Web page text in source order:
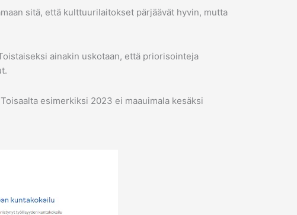
sitä, että kulttuurilaitokset pärjäävät hyvin, mutta
ainakin uskotaan, että priorisointeja
esimerkiksi 2023 ei maauimala kesäksi